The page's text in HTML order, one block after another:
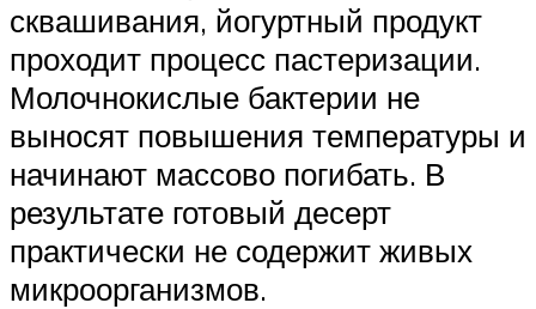
сквашивания, йогуртный продукт
проходит процесс пастеризации.
Молочнокислые бактерии не
выносят повышения температуры и
начинают массово погибать. В
результате готовый десерт
практически не содержит живых
микроорганизмов.